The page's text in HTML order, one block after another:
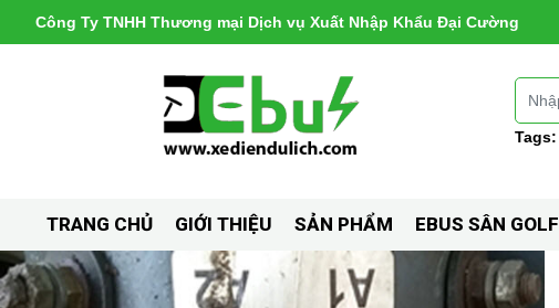
Công Ty TNHH Thương mại Dịch vụ Xuất Nhập Khẩu Đại Cường
Tags:
TRANG CHỦ GIỚI THIỆU SẢN PHẨM EBUS SÂN GOLF